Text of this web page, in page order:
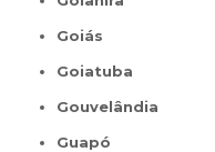
Goiás
Goiatuba
Gouvelândia
Guapó